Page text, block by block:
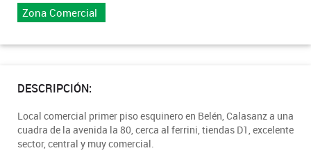
Zona Comercial
DESCRIPCIÓN:
Local comercial primer piso esquinero en Belén, Calasanz a una
cuadra de la avenida la 80, cerca al ferrini, tiendas D1, excelente
sector, central y muy comercial.